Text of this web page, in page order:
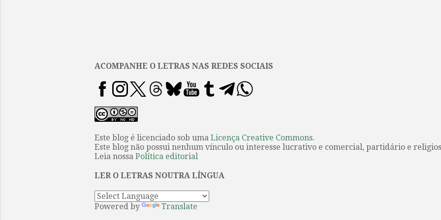
ACOMPANHE O LETRAS NAS REDES SOCIAIS
Este blog é licenciado sob uma Licença Creative Commons.
Este blog não possui nenhum vínculo ou interesse lucrativo e comercial, partidário e
Leia nossa Política editorial
LER O LETRAS NOUTRA LÍNGUA
Powered by Translate